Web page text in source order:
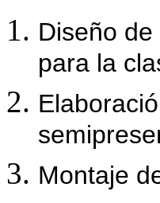
Diseño
para la
Montaje